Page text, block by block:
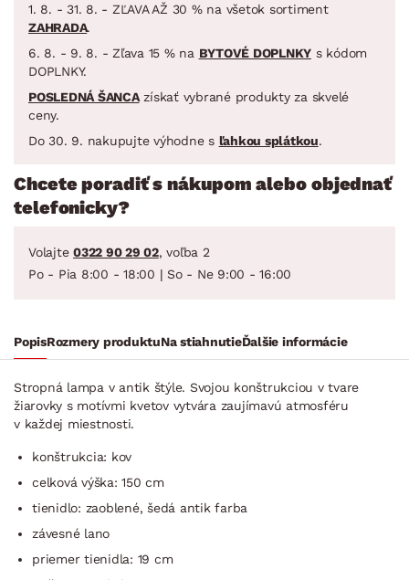
1. 8. - 31. 8. - ZĽAVA AŽ 30 % na všetok sortiment
ZAHRADA.
6. 8. - 9. 8. - Zľava 15 % na BYTOVÉ DOPLNKY s kódom
DOPLNKY.
POSLEDNÁ ŠANCAzískať vybrané produkty za skvelé
ceny.
Do 30. 9. nakupujte výhodne s ľahkou splátkou.
Chcete poradiť s nákupom alebo objednať
telefonicky?
Volajte 0322 90 29 02, voľba 2
Po - Pia 8:00 - 18:00 | So - Ne 9:00 - 16:00
PopisRozmery produktuNa stiahnutieĎalšie informácie
Stropná lampa v antik štýle. Svojou konštrukciou v tvare
žiarovky s motívmi kvetov vytvára zaujímavú atmosféru
v každej miestnosti.
konštrukcia: kov
celková výška: 150 cm
tienidlo: zaoblené, šedá antik farba
závesné lano
priemer tienidla: 19 cm